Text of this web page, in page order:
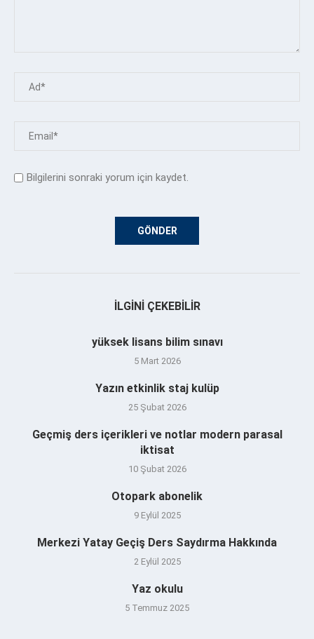
Bilgilerini sonraki yorum için kaydet.
İLGINI ÇEKEBILIR
yüksek lisans bilim sınavı
5 Mart 2026
Yazın etkinlik staj kulüp
25 Şubat 2026
Geçmiş ders içerikleri ve notlar modern parasal
iktisat
10 Şubat 2026
Otopark abonelik
9 Eylül 2025
Merkezi Yatay Geçiş Ders Saydırma Hakkında
2 Eylül 2025
Yaz okulu
5 Temmuz 2025